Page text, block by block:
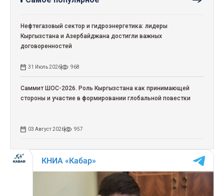
Нефтегазовый сектор и гидроэнергетика: лидеры
Кыргызстана и Азербайджана достигли важных
договоренностей
31 Июль 2026 968
Саммит ШОС-2026. Роль Кыргызстана как принимающей
стороны и участие в формировании глобальной повестки
03 Август 2026 957